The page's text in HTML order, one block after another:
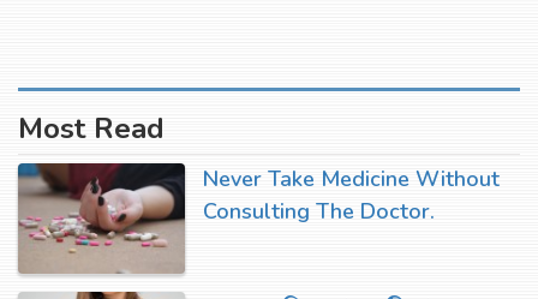
Most Read
Never Take Medicine Without
Consulting The Doctor.